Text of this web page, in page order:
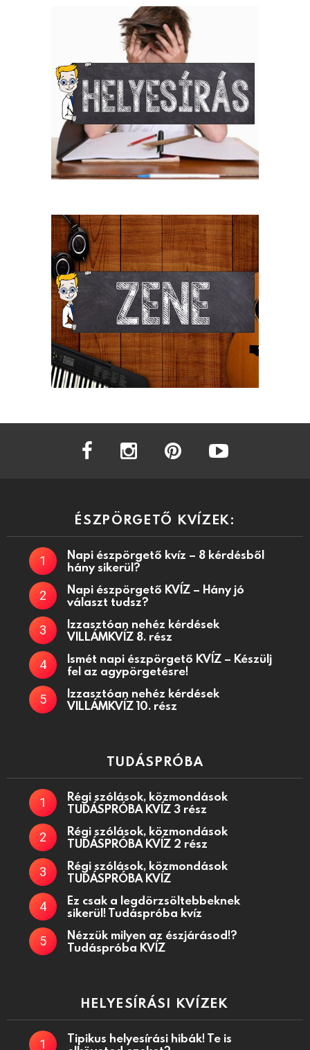
facebook instagram
ÉSZPÖRGETŐ KVÍZEK:
Napi észpörgető kvíz – 8 kérdésből
hány sikerül?
Napi észpörgető KVÍZ – Hány jó
választ tudsz?
Izzasztóan nehéz kérdések
VILLÁMKVÍZ 8. rész
Ismét napi észpörgető KVÍZ – Készülj
fel az agypörgetésre!
Izzasztóan nehéz kérdések
VILLÁMKVÍZ 10. rész
TUDÁSPRÓBA
Régi szólások, közmondások
TUDÁSPRÓBA KVÍZ 3 rész
Régi szólások, közmondások
TUDÁSPRÓBA KVÍZ 2 rész
Régi szólások, közmondások
TUDÁSPRÓBA KVÍZ
Ez csak a legdörzsöltebbeknek
sikerül! Tudáspróba kvíz
Nézzük milyen az észjárásod!?
Tudáspróba KVÍZ
HELYESÍRÁSI KVÍZEK
Tipikus helyesírási hibák! Te is